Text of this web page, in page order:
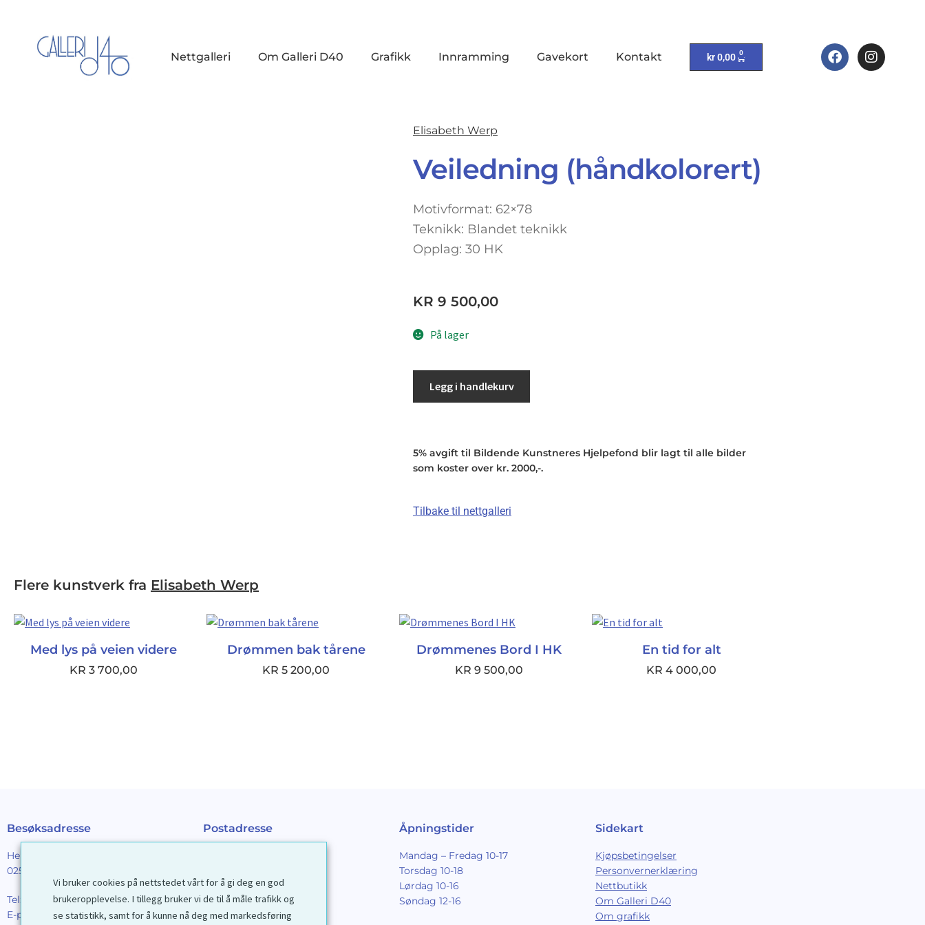
Nettgalleri Om Galleri D40 Grafikk Innramming Gavekort Kontakt kr0,00 0
Elisabeth Werp
Veiledning (håndkolorert)
Motivformat: 62×78
Teknikk: Blandet teknikk
Opplag: 30 HK
KR 9 500,00
På lager
Legg i handlekurv
5% avgift til Bildende Kunstneres Hjelpefond blir lagt til alle bilder
som koster over kr. 2000,-.
Tilbake til nettgalleri
Flere kunstverk fra Elisabeth Werp
Med lys på veien videre
KR 3 700,00
Drømmen bak tårene
KR 5 200,00
Drømmenes Bord I HK
KR 9 500,00
En tid for alt
KR 4 000,00
Besøksadresse
Henrik Ibsens gt. 90
0255 Oslo
Tel:
22 44 85 86
E-post:
galleri@d40.no
Postadresse
0201 Oslo
Åpningstider
Mandag – Fredag 10-17
Torsdag 10-18
Lørdag 10-16
Søndag 12-16
Sidekart
Kjøpsbetingelser
Personvernerklæring
Nettbutikk
Om Galleri D40
Om grafikk
Vi bruker cookies på nettstedet vårt for å gi deg en god
brukeropplevelse. I tillegg bruker vi de til å måle trafikk og
se statistikk, samt for å kunne nå deg med markedsføring